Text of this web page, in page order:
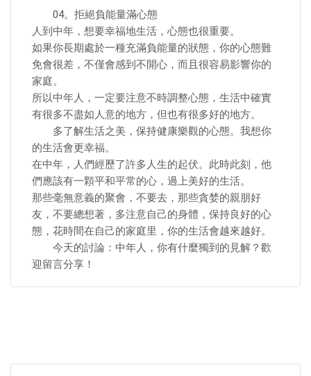
04。拒絕負能量滿心態
人到中年，想要幸福地生活，心態也很重要。
如果你長期處於一種充滿負能量的狀態，你的心態難
免會很差，不僅會感到不開心，而且很容易影響你的
家庭。
所以中年人，一定要注意不時調整心態，生活中確實
有很多不盡如人意的地方，但也有很多好的地方。
多了解生活之美，保持健康樂觀的心態。我想你
的生活會更幸福。
在中年，人們經歷了許多人生的起伏。此時此刻，他
們應該有一顆平和平常的心，過上美好的生活。
那些毫無意義的聚會，不要去，那些貪婪的親朋好
友，不要總想著，多注意自己的身體，保持良好的心
態，花時間在自己的家庭里，你的生活會越來越好。
今天的討論：中年人，你有什麼獨到的見解？歡
迎留言分享！